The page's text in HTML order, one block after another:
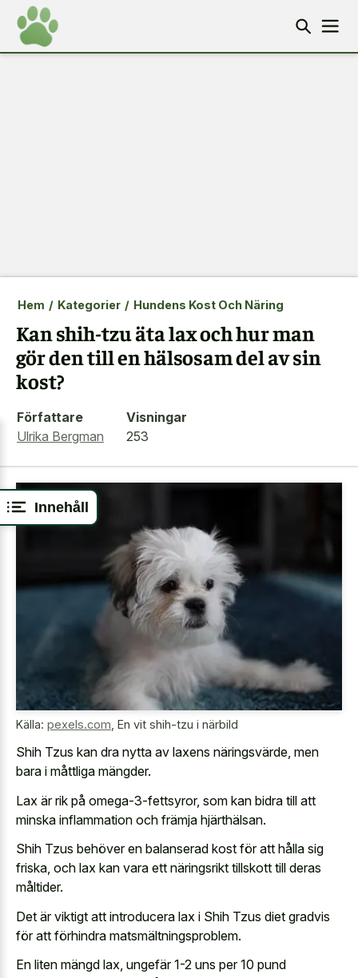
Innehåll
Hem / Kategorier / Hundens Kost Och Näring
Kan shih-tzu äta lax och hur man
gör den till en hälsosam del av sin
kost?
Författare
Ulrika Bergman
Visningar
253
Källa: pexels.com En vit shih-tzu i närbild
Shih Tzus kan dra nytta av laxens näringsvärde, men
bara i måttliga mängder.
Lax är rik på omega-3-fettsyror, som kan bidra till att
minska inflammation och främja hjärthälsan.
Shih Tzus behöver en balanserad kost för att hålla sig
friska, och lax kan vara ett näringsrikt tillskott till deras
måltider.
Det är viktigt att introducera lax i Shih Tzus diet gradvis
för att förhindra matsmältningsproblem.
En liten mängd lax, ungefär1-2 uns per 10 pund